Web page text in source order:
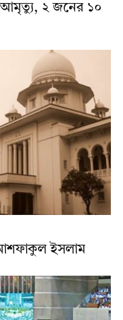
আমৃত্যু, ২ জনের ১০
আশফাকুল ইসলাম